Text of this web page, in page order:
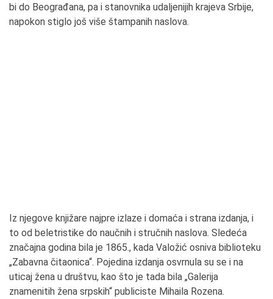
bi do Beograđana, pa i stanovnika udaljenijih krajeva Srbije,
napokon stiglo još više štampanih naslova.
Iz njegove knjižare najpre izlaze i domaća i strana izdanja, i
to od beletristike do naučnih i stručnih naslova. Sledeća
značajna godina bila je 1865., kada Valožić osniva biblioteku
„Zabavna čitaonica“. Pojedina izdanja osvrnula su se i na
uticaj žena u društvu, kao što je tada bila „Galerija
znamenitih žena srpskih“ publiciste Mihaila Rozena.